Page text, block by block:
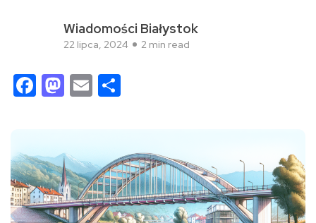
Wiadomości Białystok
22 lipca, 2024 2 min read
Facebook
Mastodon
Email